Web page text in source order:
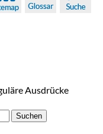
Ausdrücke